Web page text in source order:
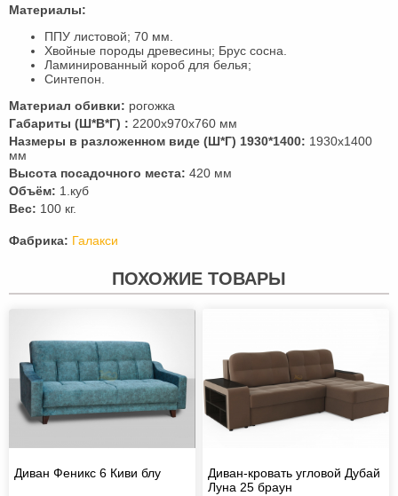
Материалы:
ППУ листовой; 70 мм.
Хвойные породы древесины; Брус сосна.
Ламинированный короб для белья;
Синтепон.
Материал обивки: рогожка
Габариты (Ш*В*Г) : 2200х970х760 мм
Hазмеры в разложенном виде (Ш*Г) 1930*1400: 1930х1400
мм
Высота посадочного места: 420 мм
Объём: 1.куб
Вес: 100 кг.
Фабрика: Галакси
ПОХОЖИЕ ТОВАРЫ
Диван Феникс 6 Киви блу
Диван-кровать угловой Дубай
Луна 25 браун